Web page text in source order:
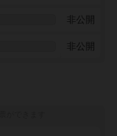
非公開
非公開